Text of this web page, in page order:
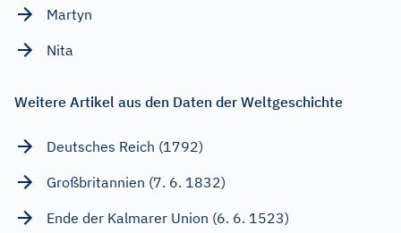
Martyn
Nita
Weitere Artikel aus den Daten der Weltgeschichte
Deutsches Reich (1792)
Großbritannien (7. 6. 1832)
Ende der Kalmarer Union (6. 6. 1523)